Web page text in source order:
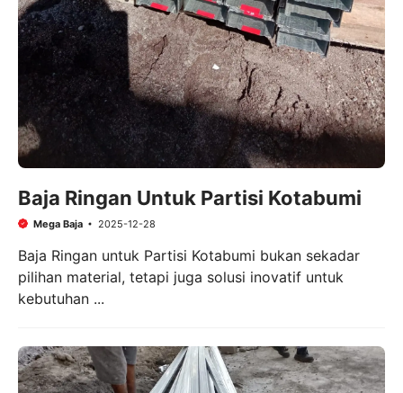
Baja Ringan Untuk Partisi Kotabumi
Mega Baja 2025-12-28
Baja Ringan untuk Partisi Kotabumi bukan sekadar
pilihan material, tetapi juga solusi inovatif untuk
kebutuhan ...